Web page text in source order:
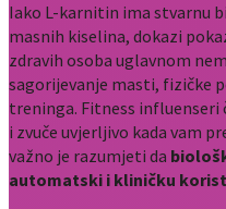
Iako L-karnitin ima stvarnu
masnih kiselina, dokazi
zdravih osoba uglavnom
sagorijevanje masti, fizičke
treninga. Fitness influenseri
i zvuče uvjerljivo kada vam
važno je razumjeti da
automatski i kliničku